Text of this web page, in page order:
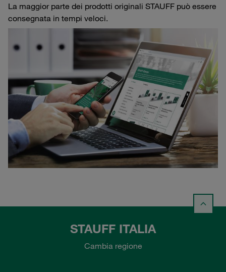
La maggior parte dei prodotti originali STAUFF può essere
consegnata in tempi veloci.
STAUFF ITALIA
Cambia regione